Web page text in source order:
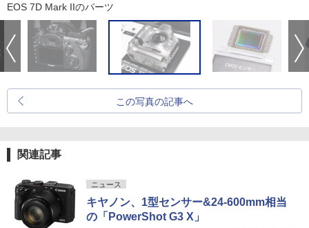
EOS 7D Mark IIのパーツ
この写真の記事へ
関連記事
ニュース
キヤノン、1型センサー&24-600mm相当
の「PowerShot G3 X」